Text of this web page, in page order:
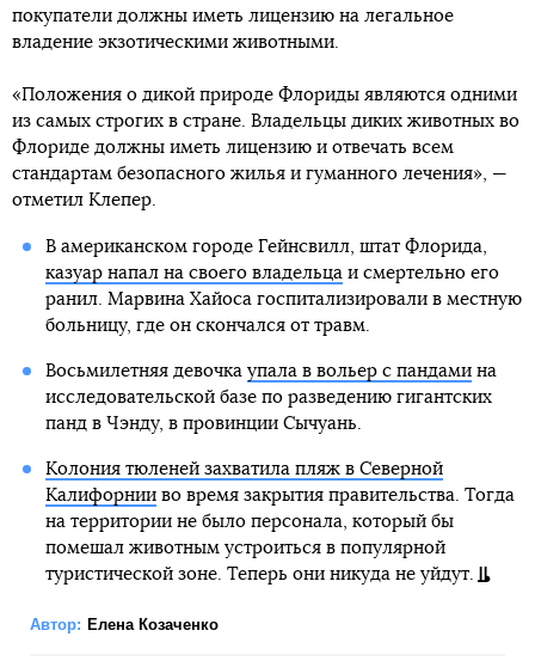
покупатели должны иметь лицензию на легальное
владение экзотическими животными.
«Положения о дикой природе Флориды являются одними
из самых строгих в стране. Владельцы диких животных во
Флориде должны иметь лицензию и отвечать всем
стандартам безопасного жилья и гуманного лечения», —
отметил Клепер.
В американском городе Гейнсвилл, штат Флорида,
казуар напал на своего владельца и смертельно его
ранил. Марвина Хайоса госпитализировали в местную
больницу, где он скончался от травм.
Восьмилетняя девочка упала в вольер с пандамина
исследовательской базе по разведению гигантских
панд в Чэнду, в провинции Сычуань.
Колония тюленей захватила пляж в Северной
Калифорнииво время закрытия правительства. Тогда
на территории не было персонала, который бы
помешал животным устроиться в популярной
туристической зоне. Теперь они никуда не уйдут.
Автор: Елена Козаченко